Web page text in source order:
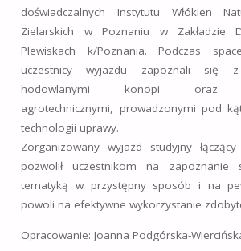
doświadczalnych Instytutu Włókien
Zielarskich w Poznaniu w Zakładzie
Plewiskach k/Poznania. Podczas
uczestnicy wyjazdu zapoznali się z
hodowlanymi konopi oraz
agrotechnicznymi, prowadzonymi pod
technologii uprawy.
Zorganizowany wyjazd studyjny
pozwolił uczestnikom na zapoznanie
tematyką w przystępny sposób i na
powoli na efektywne wykorzystanie
Opracowanie: Joanna Podgórska-